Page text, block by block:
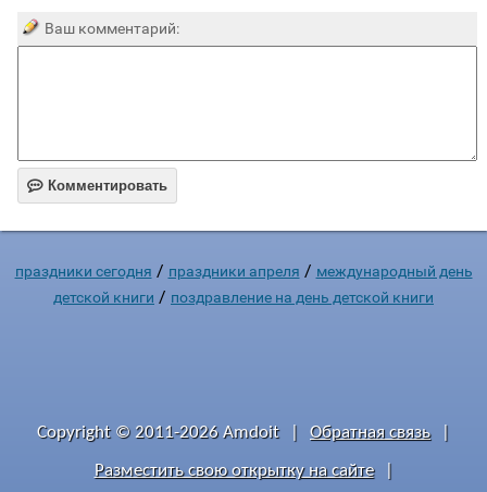
Ваш комментарий:
 Комментировать
праздники сегодня / праздники апреля / международный день
детской книги / поздравление на день детской книги
Copyright © 2011-2026 Amdoit Обратная связь
Разместить свою открытку на сайте